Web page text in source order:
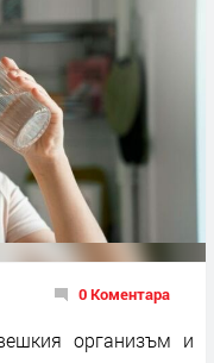
0 Коментара
организъм и